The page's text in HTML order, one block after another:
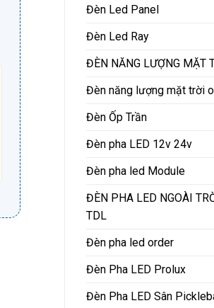
Đèn Led Panel
Đèn Led Ray
ĐÈN NĂNG LƯỢNG MẶT
Đèn năng lượng mặt trời
Đèn Ốp Trần
Đèn pha LED 12v 24v
Đèn pha led Module
ĐÈN PHA LED NGOÀI
TDL
Đèn pha led order
Đèn Pha LED Prolux
Đèn Pha LED Sân